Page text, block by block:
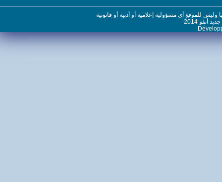
للموقع أي مسؤولية إعلامية أو أدبية أو قانونية
2014